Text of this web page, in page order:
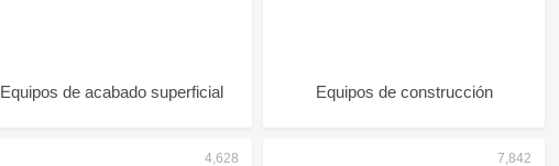
Equipos de acabado superficial Equipos de construcción